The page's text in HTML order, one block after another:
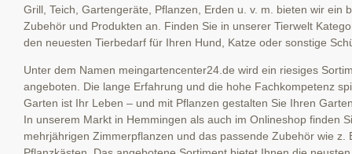
Grill, Teich, Gartengeräte, Pflanzen, Erden u. v. m. bieten wir ein
Zubehör und Produkten an. Finden Sie in unserer Tierwelt
den neuesten Tierbedarf für Ihren Hund, Katze oder sonstige
Unter dem Namen meingartencenter24.de wird ein riesiges
angeboten. Die lange Erfahrung und die hohe Fachkompetenz
Garten ist Ihr Leben – und mit Pflanzen gestalten Sie Ihren
In unserem Markt in Hemmingen als auch im Onlineshop finden
mehrjährigen Zimmerpflanzen und das passende Zubehör wie z.